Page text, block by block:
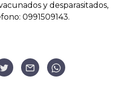
y desparasitados,
0991509143.